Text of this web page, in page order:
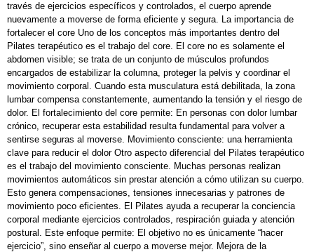
través de ejercicios específicos y controlados, el cuerpo aprende
nuevamente a moverse de forma eficiente y segura. La importancia de
fortalecer el core Uno de los conceptos más importantes dentro del
Pilates terapéutico es el trabajo del core. El core no es solamente el
abdomen visible; se trata de un conjunto de músculos profundos
encargados de estabilizar la columna, proteger la pelvis y coordinar el
movimiento corporal. Cuando esta musculatura está debilitada, la zona
lumbar compensa constantemente, aumentando la tensión y el riesgo de
dolor. El fortalecimiento del core permite: En personas con dolor lumbar
crónico, recuperar esta estabilidad resulta fundamental para volver a
sentirse seguras al moverse. Movimiento consciente: una herramienta
clave para reducir el dolor Otro aspecto diferencial del Pilates terapéutico
es el trabajo del movimiento consciente. Muchas personas realizan
movimientos automáticos sin prestar atención a cómo utilizan su cuerpo.
Esto genera compensaciones, tensiones innecesarias y patrones de
movimiento poco eficientes. El Pilates ayuda a recuperar la conciencia
corporal mediante ejercicios controlados, respiración guiada y atención
postural. Este enfoque permite: El objetivo no es únicamente “hacer
ejercicio”, sino enseñar al cuerpo a moverse mejor. Mejora de la